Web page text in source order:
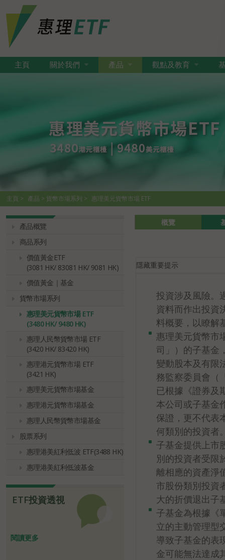
主頁 關於我們 產品 觀點及教育
主頁 產品 貨幣市場系列
惠理美元貨幣市場 ETF
產品概覽
商品系列
價值黃金ETF
(3081 HK/ 83081 HK/ 9081 HK)
價值黃金｜基金
貨幣市場系列
惠理美元貨幣市場 ETF
(3480 HK/ 9480 HK)
惠理人民幣貨幣市場 ETF
(3420 HK/ 83420 HK)
惠理港元貨幣市場 ETF
(3421 HK)
惠理美元貨幣市場基金
惠理港元貨幣市場基金
惠理人民幣貨幣市場基金
股票系列
惠理港美紅利低波 ETF(3488 HK)
惠理港美紅利低波基金
ETF投資透視
閱讀更多
概覽
隱藏重要提示
投資涉及風險。
資料而作出投資
料概要，以瞭解
惠理美元貨幣市
司」）的子基金
變動股本及有限
務監察委員會（
已根據《證券及
本公司或子基金
保證，更不代表
何類別的投資者
子基金提供上市
別的投資者受限
離相應的資產淨
市股份類別投資
大的折價退出子
子基金為根據《
立的主動管理型
導致子基金的表
金可能無法達成